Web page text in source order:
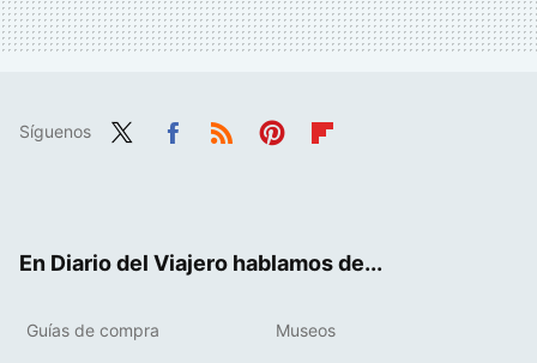
Síguenos
En Diario del Viajero hablamos de...
Guías de compra Museos